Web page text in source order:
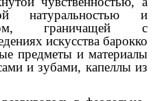
натуральностью и
граничащей с
искусства барокко
предметы и материалы
и зубами, капеллы из